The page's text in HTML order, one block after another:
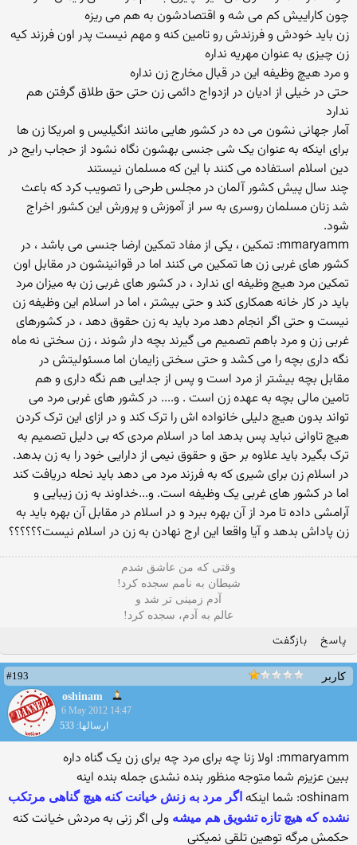
چون کاراییش کم می شه و اقتصادشون به هم می ریزه
زن باید خودش و فرزندش رو تامین کنه و مهم نیست پدر اون فرزند کیه
زن چیزی به عنوان مهریه نداره
و مرد هیچ وظیفه این در قبال مخارج زن نداره
حتی در خیلی از ادیان در ازدواج دائمی زن حتی حق طلاق گرفتن هم
ندارد
آمار جهانی نشون می ده در کشور هایی مانند انگیلیس و امریکا زن ها
برای اینکه به عنوان یک شی جنسی بهشون نگاه نشود از حجاب رایج در
دین اسلام استفاده می کنند با این که مسلمان نیستند
چند سال پیش کشور آلمان در مجلس طرحی را تصویب کرد که باعث
شد زنان مسلمان روسری به سر از آموزش و پرورش این کشور اخراج
شود.
mmaryamm: تمکین ، یکی از مفاد تمکین ارضا جنسی می باشد ، در
کشور های غربی زن ها تمکین می کنند اما در قوانینشون در مقابل اون
تمکین مرد هیچ وظیفه ای ندارد ، در کشور های غربی زن به میزان مرد
باید در کار خانه همکاری کند و حتی بیشتر ، اما در اسلام این وظیفه زن
نیست و حتی اگر انجام دهد مرد باید به زن حقوق دهد ، در کشورهای
غربی زن و مرد باهم تصمیم می گیرند بچه دار شوند ، زن سختی نه ماه
نگه داری بچه را می کشد و حتی سختی زایمان اما مسئولیتش در
مقابل بچه بیشتر از مرد است و پس از جدایی هم نگه داری و هم
تامین مالی بچه به عهده زن است . و.... در کشور های غربی مرد می
تواند بدون هیچ دلیلی خانواده اش را ترک کند و در ازای این ترک کردن
هیچ تاوانی نباید پس بدهد اما در اسلام مردی که بی دلیل تصمیم به
ترک بگیرد باید علاوه بر حق و حقوق نیمی از دارایی خود را به زن بدهد.
در اسلام زن برای شیری که به فرزند مرد می دهد باید نحله دریافت کند
اما در کشور های غربی یک وظیفه است. و...خداوند به زن زیبایی و
آرامشی داده تا مرد از آن بهره ببرد و در اسلام در مقابل آن بهره باید به
زن پاداش بدهد و آیا واقعا این ارج نهادن به زن در اسلام نیست؟؟؟؟؟؟
وقتی که من عاشق شدم
شیطان به نامم سجده کرد!
آدم زمینی تر شد و
عالم به آدم، سجده کرد!
پاسخ بازگفت
کاربر
#193
oshinam
6 May 2012 14:47
ارسالها: 533
mmaryamm: اولا زنا چه برای مرد چه برای زن یک گناه داره
ببین عزیزم شما متوجه منظور بنده نشدی جمله بنده اینه
oshinam: شما اینکه
اگر مرد به زنش خیانت کنه هیچ گناهی مرتکب
نشده که هیچ تازه تشویق هم میشه ولی اگر زنی به مردش خیانت کنه
حکمش مرگه توهین تلقی نمیکنی